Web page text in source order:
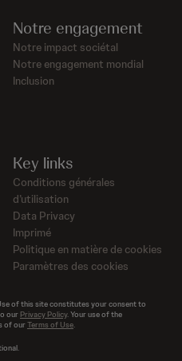
Notre engagement
Notre impact sociétal
Notre engagement mondial
Inclusion
Key links
Conditions générales
d’utilisation
Data Privacy
Imprimé
Politique en matière de cookies
Paramètres des cookies
of this site constitutes your consent to
our Privacy Policy. Your use of the
of ourTerms of Use.